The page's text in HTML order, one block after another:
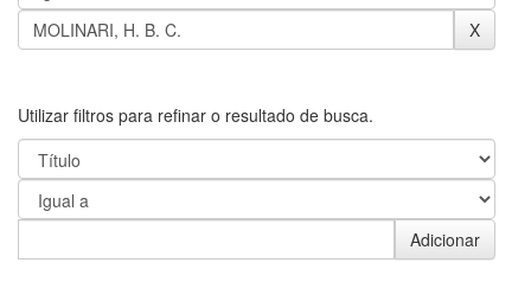
Utilizar filtros para refinar o resultado de busca.